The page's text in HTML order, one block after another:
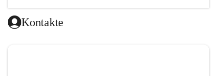
Kontakte